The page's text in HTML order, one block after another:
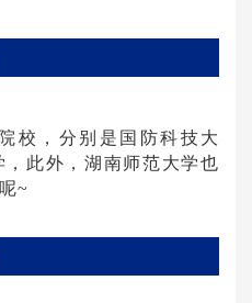
校，分别是国防科技大
此外，湖南师范大学也
~